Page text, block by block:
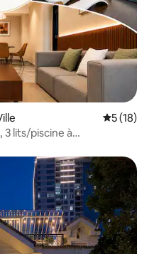
5 (18)
3 lits/piscine à